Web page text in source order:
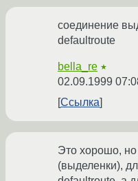
соединение
defaultroute
bella_re ★
02.09.1999
Ссылка
Это хорошо,
(выделенки),